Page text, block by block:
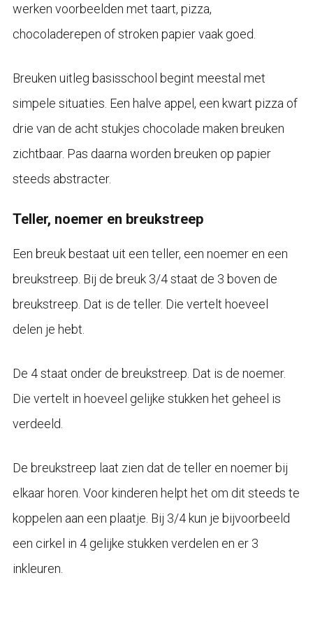
werken voorbeelden met taart, pizza,
chocoladerepen of stroken papier vaak goed.
Breuken uitleg basisschool begint meestal met
simpele situaties. Een halve appel, een kwart pizza of
drie van de acht stukjes chocolade maken breuken
zichtbaar. Pas daarna worden breuken op papier
steeds abstracter.
Teller, noemer en breukstreep
Een breuk bestaat uit een teller, een noemer en een
breukstreep. Bij de breuk 3/4 staat de 3 boven de
breukstreep. Dat is de teller. Die vertelt hoeveel
delen je hebt.
De 4 staat onder de breukstreep. Dat is de noemer.
Die vertelt in hoeveel gelijke stukken het geheel is
verdeeld.
De breukstreep laat zien dat de teller en noemer bij
elkaar horen. Voor kinderen helpt het om dit steeds te
koppelen aan een plaatje. Bij 3/4 kun je bijvoorbeeld
een cirkel in 4 gelijke stukken verdelen en er 3
inkleuren.